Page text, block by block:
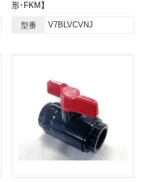
形･FKM】
型番 V7BLVCVNJ